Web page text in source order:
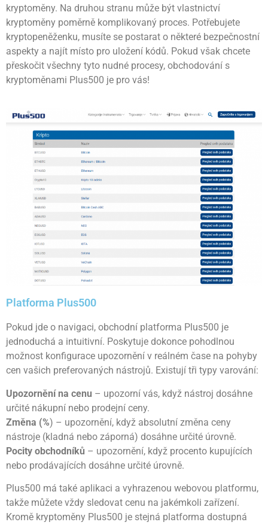
kryptoměny. Na druhou stranu může být vlastnictví
kryptoměny poměrně komplikovaný proces. Potřebujete
kryptopeněženku, musíte se postarat o některé bezpečnostní
aspekty a najít místo pro uložení kódů. Pokud však chcete
přeskočit všechny tyto nudné procesy, obchodování s
kryptoměnami Plus500 je pro vás!
Platforma Plus500
Pokud jde o navigaci, obchodní platforma Plus500 je
jednoduchá a intuitivní. Poskytuje dokonce pohodlnou
možnost konfigurace upozornění v reálném čase na pohyby
cen vašich preferovaných nástrojů. Existují tři typy varování:
Upozornění na cenu – upozorní vás, když nástroj dosáhne
určité nákupní nebo prodejní ceny.
Změna (%) – upozornění, když absolutní změna ceny
nástroje (kladná nebo záporná) dosáhne určité úrovně.
Pocity obchodníků – upozornění, když procento kupujících
nebo prodávajících dosáhne určité úrovně.
Plus500 má také aplikaci a vyhrazenou webovou platformu,
takže můžete vždy sledovat cenu na jakémkoli zařízení.
Kromě kryptoměny Plus500 je stejná platforma dostupná